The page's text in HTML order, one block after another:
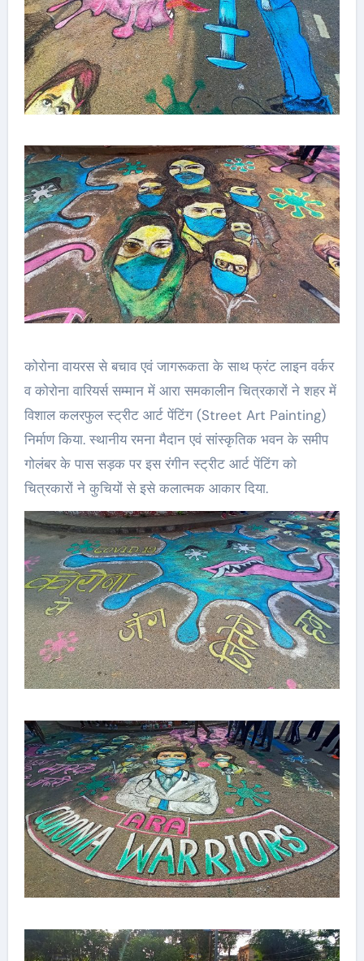
कोरोना वायरस से बचाव एवं जागरूकता के साथ फ्रंट लाइन वर्कर
व कोरोना वारियर्स सम्मान में आरा समकालीन चित्रकारों ने शहर में
विशाल कलरफुल स्ट्रीट आर्ट पेंटिंग (Street Art Painting)
निर्माण किया. स्थानीय रमना मैदान एवं सांस्कृतिक भवन के समीप
गोलंबर के पास सड़क पर इस रंगीन स्ट्रीट आर्ट पेंटिंग को
चित्रकारों ने कुचियों से इसे कलात्मक आकार दिया.